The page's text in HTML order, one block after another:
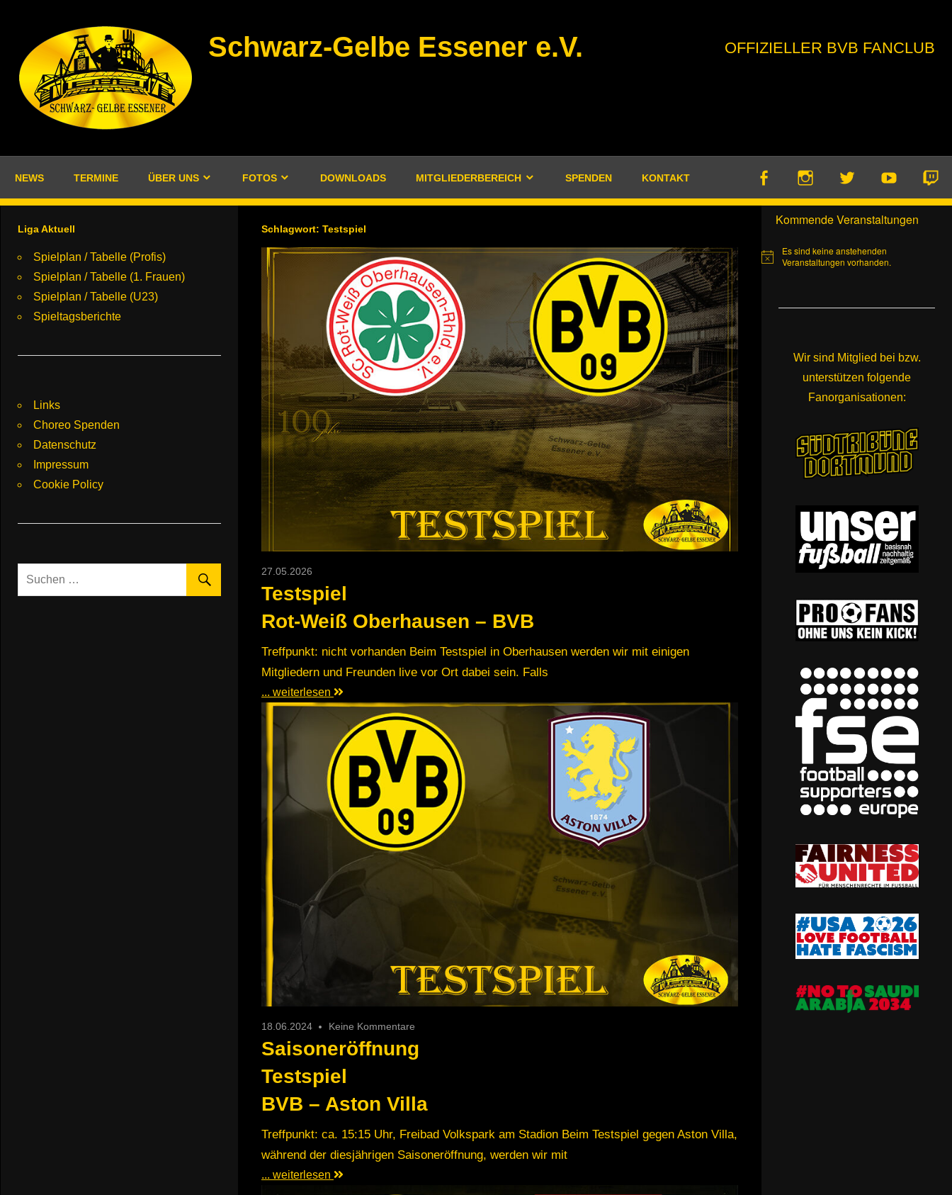
springen
Schwarz-Gelbe Essener e.V. OFFIZIELLER BVB FANCLUB
NEWS TERMINE ÜBER UNS FOTOS DOWNLOADS MITGLIEDERBEREICH SPENDEN KONTAKT
Schlagwort: Testspiel
27.05.2026
Testspiel
Rot-Weiß Oberhausen – BVB
Treffpunkt: nicht vorhanden Beim Testspiel in Oberhausen werden wir mit einigen
Mitgliedern und Freunden live vor Ort dabei sein. Falls
... weiterlesen
18.06.2024 Keine Kommentare
Saisoneröffnung
Testspiel
BVB – Aston Villa
Treffpunkt: ca. 15:15 Uhr, Freibad Volkspark am Stadion Beim Testspiel gegen Aston Villa,
während der diesjährigen Saisoneröffnung, werden wir mit
... weiterlesen
Liga Aktuell
Spielplan / Tabelle (Profis)
Spielplan / Tabelle (1. Frauen)
Spielplan / Tabelle (U23)
Spieltagsberichte
Links
Choreo Spenden
Datenschutz
Impressum
Cookie Policy
Kommende Veranstaltungen
Hinweis
Es sind keine anstehenden
Veranstaltungen vorhanden.
Wir sind Mitglied bei bzw.
unterstützen folgende
Fanorganisationen: